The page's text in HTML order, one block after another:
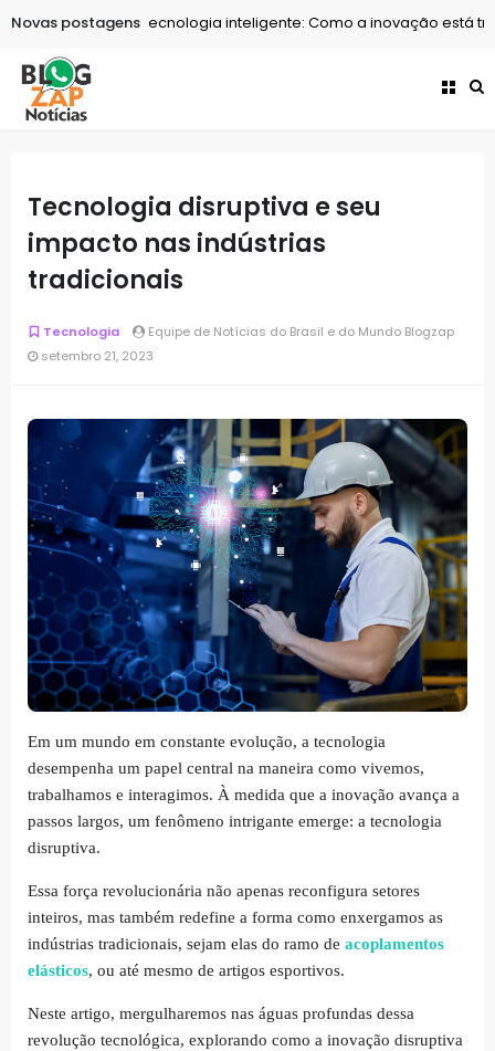
Tecnologia Tecnologia inteligente: Como a inovação está
Novas postagens
Tecnologia disruptiva e seu
impacto nas indústrias
tradicionais
Tecnologia
Equipe de Notícias do Brasil e do Mundo Blogzap
setembro 21, 2023
Em um mundo em constante evolução, a tecnologia
desempenha um papel central na maneira como vivemos,
trabalhamos e interagimos. À medida que a inovação avança a
passos largos, um fenômeno intrigante emerge: a tecnologia
disruptiva.
Essa força revolucionária não apenas reconfigura setores
inteiros, mas também redefine a forma como enxergamos as
indústrias tradicionais, sejam elas do ramo de acoplamentos
elásticos, ou até mesmo de artigos esportivos.
Neste artigo, mergulharemos nas águas profundas dessa
revolução tecnológica, explorando como a inovação disruptiva